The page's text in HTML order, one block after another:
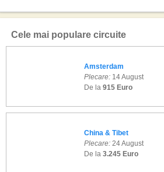
Cele mai populare circuite
Amsterdam
Plecare: 14 August
De la 915 Euro
China & Tibet
Plecare: 24 August
De la 3.245 Euro